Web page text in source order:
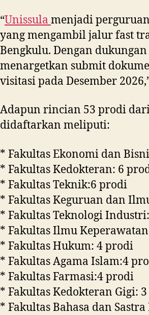
“Unissula menjadi
yang mengambil jalur fast
Bengkulu. Dengan
menargetkan submit
visitasi pada Desember
Adapun rincian 53 prodi
didaftarkan meliputi:
* Fakultas Ekonomi dan
* Fakultas Kedokteran: 6
* Fakultas Teknik:6 prodi
* Fakultas Keguruan dan
* Fakultas Teknologi
* Fakultas Ilmu
* Fakultas Hukum: 4 prodi
* Fakultas Agama Islam:4
* Fakultas Farmasi:4 prodi
* Fakultas Kedokteran Gigi:
* Fakultas Bahasa dan